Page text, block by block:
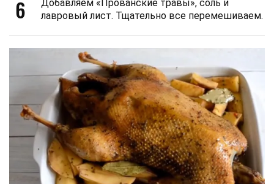
6
Добавляем «Прованские травы», соль и
лавровый лист. Тщательно все перемешиваем.